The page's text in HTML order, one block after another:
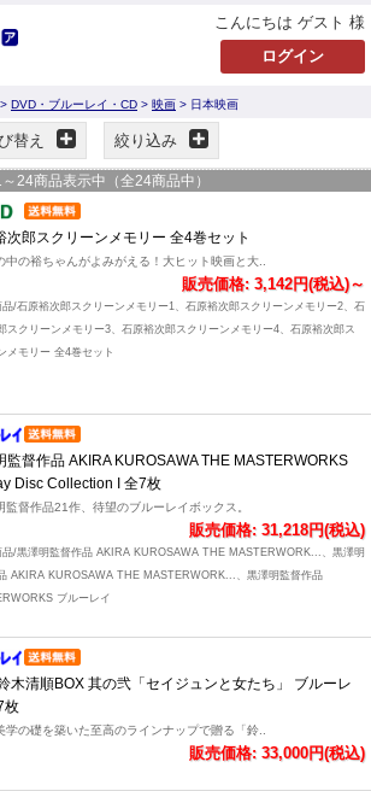
こんにちは ゲスト 様
DVD・ブルーレイ・CD > 映画 > 日本映画
替え 絞り込み
～ 24商品表示中（全24商品中）
次郎スクリーンメモリー 全4巻セット
中の裕ちゃんがよみがえる！大ヒット映画と大..
販売価格: 3,142円(税込)～
品/石原裕次郎スクリーンメモリー1、石原裕次郎スクリーンメモリー2、石
スクリーンメモリー3、石原裕次郎スクリーンメモリー4、石原裕次郎ス
メモリー 全4巻セット
監督作品 AKIRA KUROSAWA THE MASTERWORKS
Disc Collection I 全7枚
監督作品21作、待望のブルーレイボックス。
販売価格: 31,218円(税込)
品/黒澤明監督作品 AKIRA KUROSAWA THE MASTERWORK...、黒澤明
AKIRA KUROSAWA THE MASTERWORK...、黒澤明監督作品
ブルーレイ
木清順BOX 其の弐「セイジュンと女たち」 ブルーレ
枚
学の礎を築いた至高のラインナップで贈る「鈴..
販売価格: 33,000円(税込)